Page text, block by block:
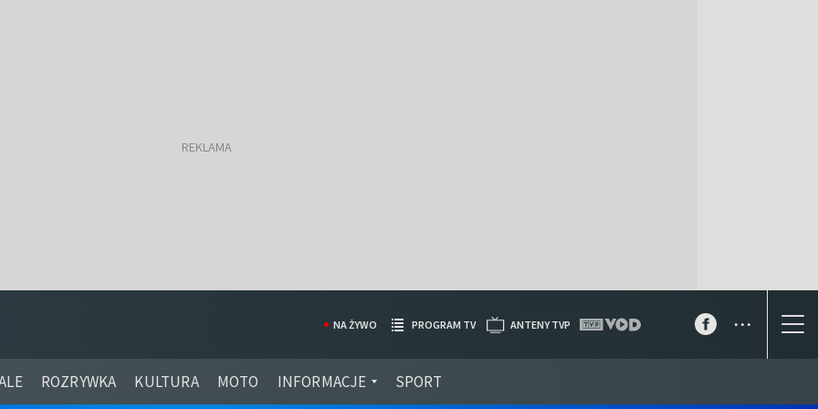
ROZRYWKA KULTURA MOTO INFORMACJE SPORT
NA ŻYWO PROGRAM TV ANTENY TVP ...